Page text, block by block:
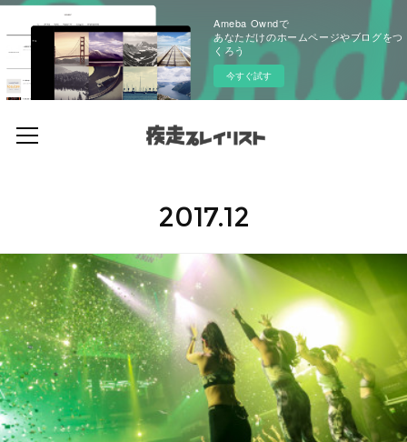
Ameba Owndで
あなただけのホームページやブログをつ
くろう
今すぐ試す
2017.12